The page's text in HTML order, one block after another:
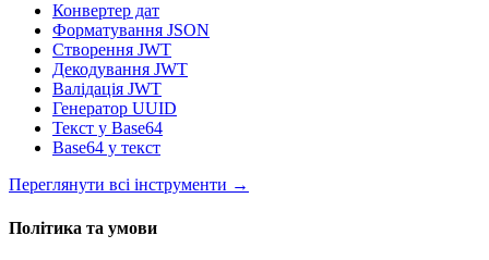
Конвертер дат
Форматування JSON
Створення JWT
Декодування JWT
Валідація JWT
Генератор UUID
Текст у Base64
Base64 у текст
Переглянути всі інструменти →
Політика та умови